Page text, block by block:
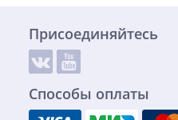
Присоединяйтесь
Способы оплаты